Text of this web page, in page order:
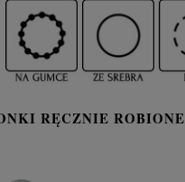
RĘCZNIE ROBIONE